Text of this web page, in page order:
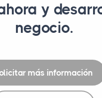
y
negocio.
más información